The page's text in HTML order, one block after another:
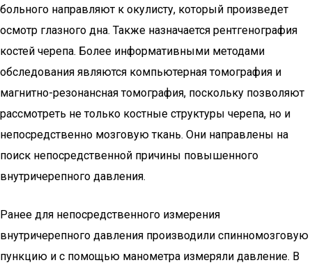
больного направляют к окулисту, который произведет
осмотр глазного дна. Также назначается рентгенография
костей черепа. Более информативными методами
обследования являются компьютерная томография и
магнитно-резонансная томография, поскольку позволяют
рассмотреть не только костные структуры черепа, но и
непосредственно мозговую ткань. Они направлены на
поиск непосредственной причины повышенного
внутричерепного давления.
Ранее для непосредственного измерения
внутричерепного давления производили спинномозговую
пункцию и с помощью манометра измеряли давление. В